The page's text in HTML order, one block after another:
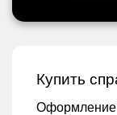
Купить
Оформление